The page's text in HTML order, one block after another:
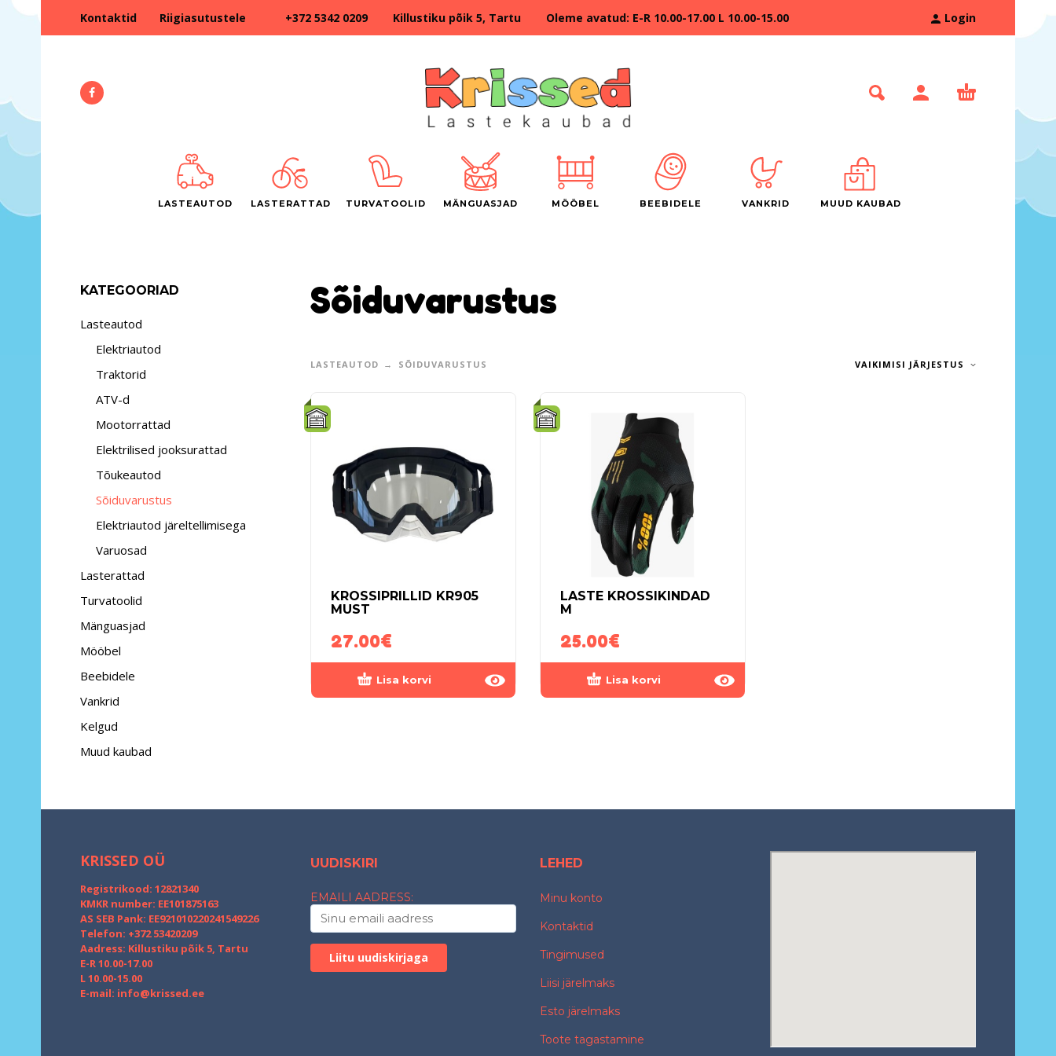
Kontaktid Riigiasutustele +372 5342 0209 Killustiku põik 5, Tartu Oleme avatud: E-R 10.00-17.00 L 10.00-15.00 Login
LASTEAUTOD LASTERATTAD TURVATOOLID MÄNGUASJAD MÖÖBEL BEEBIDELE VANKRID MUUD KAUBAD
KATEGOORIAD
Lasteautod
Elektriautod
Traktorid
ATV-d
Mootorrattad
Elektrilised jooksurattad
Tõukeautod
Sõiduvarustus
Elektriautod järeltellimisega
Varuosad
Lasterattad
Turvatoolid
Mänguasjad
Mööbel
Beebidele
Vankrid
Kelgud
Muud kaubad
Sõiduvarustus
LASTEAUTOD SÕIDUVARUSTUS VAIKIMISI JÄRJESTUS
KROSSIPRILLID KR905
MUST
27.00€
Lisa korvi
LASTE KROSSIKINDAD
M
25.00€
Lisa korvi
KRISSED OÜ
Registrikood: 12821340
KMKR number: EE101875163
AS SEB Pank: EE921010220241549226
Telefon: +372 53420209
Aadress: Killustiku põik 5, Tartu
E-R 10.00-17.00
L 10.00-15.00
E-mail: info@krissed.ee
UUDISKIRI
EMAILI AADRESS:
LEHED
Minu konto
Kontaktid
Tingimused
Liisi järelmaks
Esto järelmaks
Toote tagastamine